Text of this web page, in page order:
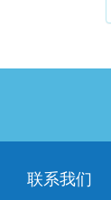
联系我们